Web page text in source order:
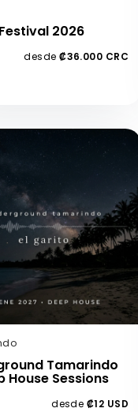
2026
desde ₡36.000 CRC
Tamarindo
House Sessions
desde ₡12 USD